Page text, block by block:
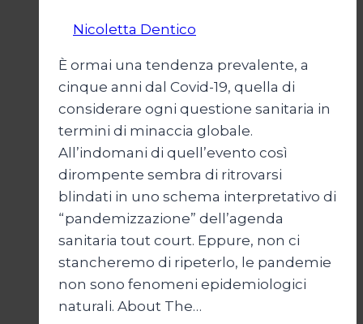
Nicoletta Dentico
È ormai una tendenza prevalente, a
cinque anni dal Covid-19, quella di
considerare ogni questione sanitaria in
termini di minaccia globale.
All’indomani di quell’evento così
dirompente sembra di ritrovarsi
blindati in uno schema interpretativo di
“pandemizzazione” dell’agenda
sanitaria tout court. Eppure, non ci
stancheremo di ripeterlo, le pandemie
non sono fenomeni epidemiologici
naturali. About The…